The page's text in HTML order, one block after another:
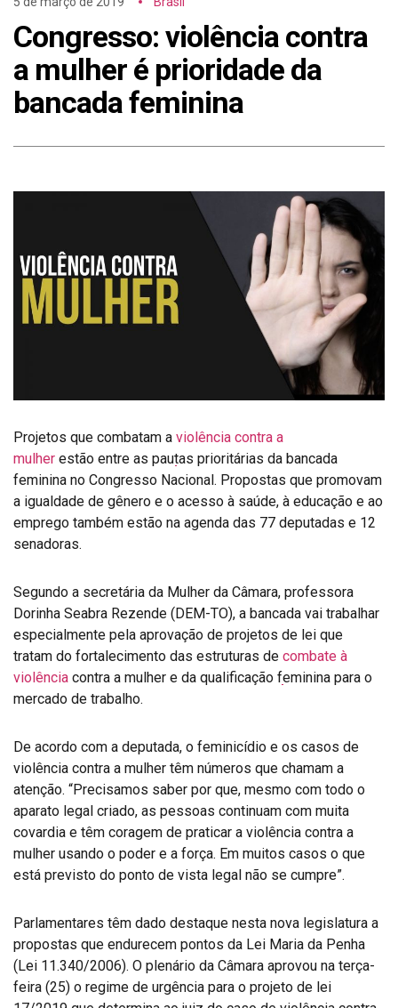
Congresso: violência contra
a mulher é prioridade da
bancada feminina
Projetos que combatam a violência contra a
mulher estão entre as pautas prioritárias da bancada
feminina no Congresso Nacional. Propostas que promovam
a igualdade de gênero e o acesso à saúde, à educação e ao
emprego também estão na agenda das 77 deputadas e 12
senadoras.
Segundo a secretária da Mulher da Câmara, professora
Dorinha Seabra Rezende (DEM-TO), a bancada vai trabalhar
especialmente pela aprovação de projetos de lei que
tratam do fortalecimento das estruturas de combate à
violência contra a mulher e da qualificação feminina para o
mercado de trabalho.
De acordo com a deputada, o feminicídio e os casos de
violência contra a mulher têm números que chamam a
atenção. “Precisamos saber por que, mesmo com todo o
aparato legal criado, as pessoas continuam com muita
covardia e têm coragem de praticar a violência contra a
mulher usando o poder e a força. Em muitos casos o que
está previsto do ponto de vista legal não se cumpre”.
Parlamentares têm dado destaque nesta nova legislatura a
propostas que endurecem pontos da Lei Maria da Penha
(Lei 11.340/2006). O plenário da Câmara aprovou na terça-
feira (25) o regime de urgência para o projeto de lei